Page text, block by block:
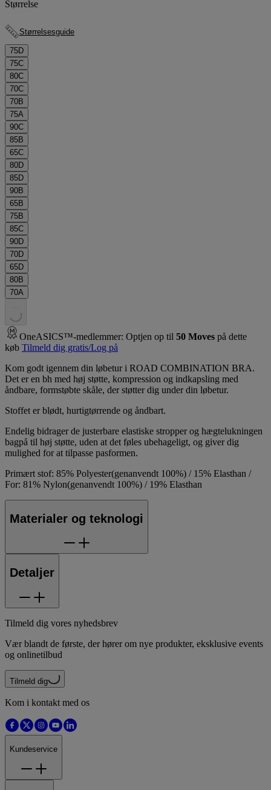
Størrelse
Størrelsesguide
75D
75C
80C
70C
70B
75A
90C
85B
65C
80D
85D
90B
65B
75B
85C
90D
70D
65D
80B
70A
. . .
OneASICS™-medlemmer: Optjen op til 50 Moves på dette
køb Tilmeld dig gratis/Log på
Kom godt igennem din løbetur i ROAD COMBINATION BRA.
Det er en bh med høj støtte, kompression og indkapsling med
åndbare, formstøbte skåle, der støtter dig under din løbetur.
Stoffet er blødt, hurtigtørrende og åndbart.
Endelig bidrager de justerbare elastiske stropper og hægtelukningen
bagpå til høj støtte, uden at det føles ubehageligt, og giver dig
mulighed for at tilpasse pasformen.
Primært stof: 85% Polyester(genanvendt 100%) / 15% Elasthan /
For: 81% Nylon(genanvendt 100%) / 19% Elasthan
Materialer og teknologi
Detaljer
Tilmeld dig vores nyhedsbrev
Vær blandt de første, der hører om nye produkter, eksklusive events
og onlinetilbud
Tilmeld dig
Kom i kontakt med os
Kundeservice